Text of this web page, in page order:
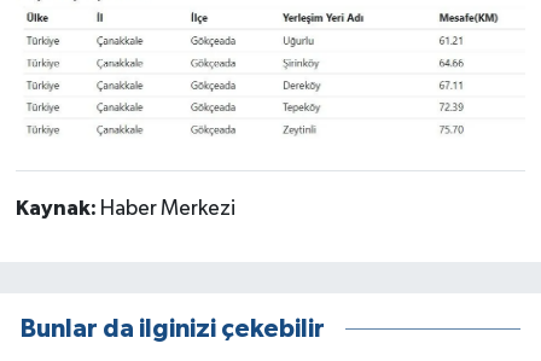
Kaynak: Haber Merkezi
Bunlar da ilginizi çekebilir